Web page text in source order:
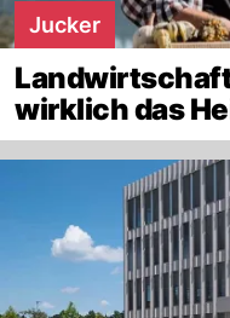
Jucker
wirklich das